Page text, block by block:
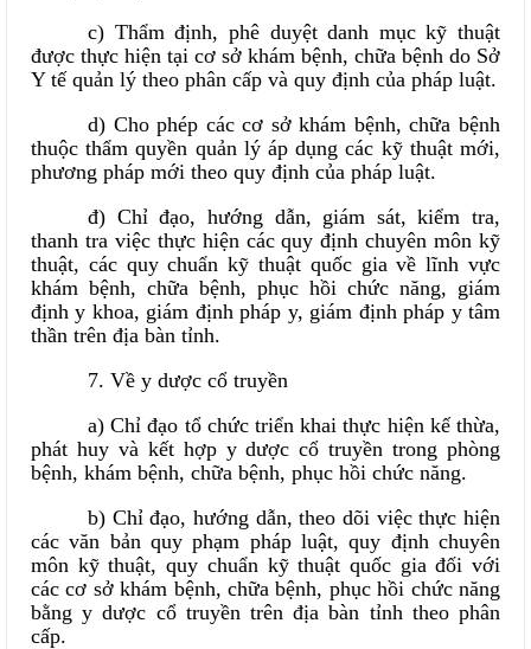
c) Thẩm định, phê duyệt danh mục kỹ thuật
được thực hiện tại cơ sở khám bệnh, chữa bệnh do Sở
Y tế quản lý theo phân cấp và quy định của pháp luật.
d) Cho phép các cơ sở khám bệnh, chữa bệnh
thuộc thẩm quyền quản lý áp dụng các kỹ thuật mới,
phương pháp mới theo quy định của pháp luật.
đ) Chỉ đạo, hướng dẫn, giám sát, kiểm tra,
thanh tra việc thực hiện các quy định chuyên môn kỹ
thuật, các quy chuẩn kỹ thuật quốc gia về lĩnh vực
khám bệnh, chữa bệnh, phục hồi chức năng, giám
định y khoa, giám định pháp y, giám định pháp y tâm
thần trên địa bàn tỉnh.
7. Về y dược cổ truyền
a) Chỉ đạo tổ chức triển khai thực hiện kế thừa,
phát huy và kết hợp y dược cổ truyền trong phòng
bệnh, khám bệnh, chữa bệnh, phục hồi chức năng.
b) Chỉ đạo, hướng dẫn, theo dõi việc thực hiện
các văn bản quy phạm pháp luật, quy định chuyên
môn kỹ thuật, quy chuẩn kỹ thuật quốc gia đối với
các cơ sở khám bệnh, chữa bệnh, phục hồi chức năng
bằng y dược cổ truyền trên địa bàn tỉnh theo phân
cấp.